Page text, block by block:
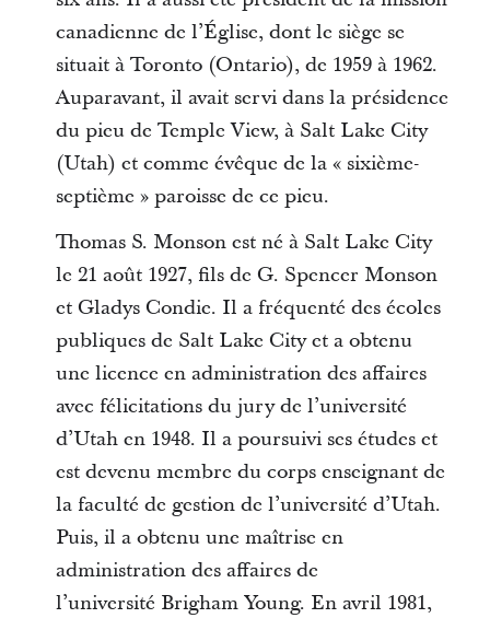
canadienne de l’Église, dont le siège se
situait à Toronto (Ontario), de 1959 à 1962.
Auparavant, il avait servi dans la présidence
du pieu de Temple View, à Salt Lake City
(Utah) et comme évêque de la « sixième-
septième » paroisse de ce pieu.
Thomas S. Monson est né à Salt Lake City
le 21 août 1927, fils de G. Spencer Monson
et Gladys Condie. Il a fréquenté des écoles
publiques de Salt Lake City et a obtenu
une licence en administration des affaires
avec félicitations du jury de l’université
d’Utah en 1948. Il a poursuivi ses études et
est devenu membre du corps enseignant de
la faculté de gestion de l’université d’Utah.
Puis, il a obtenu une maîtrise en
administration des affaires de
l’université Brigham Young. En avril 1981,